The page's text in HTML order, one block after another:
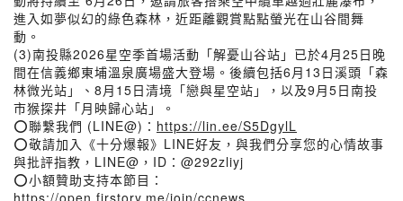
進入如夢似幻的綠色森林，近距離觀賞點點螢光在山谷間舞
動。
(3)南投縣2026星空季首場活動「解憂山谷站」已於4月25日晚
間在信義鄉東埔溫泉廣場盛大登場。後續包括6月13日溪頭「森
林微光站」、8月15日清境「戀與星空站」，以及9月5日南投
市猴探井「月映歸心站」。
⭕聯繫我們 (LINE@)： https://lin.ee/S5DgylL
⭕敬請加入《十分爆報》LINE好友，與我們分享您的心情故事
與批評指教，LINE@，ID：@292zliyj
⭕小額贊助支持本節目：
https://open.firstory.me/join/ccnews